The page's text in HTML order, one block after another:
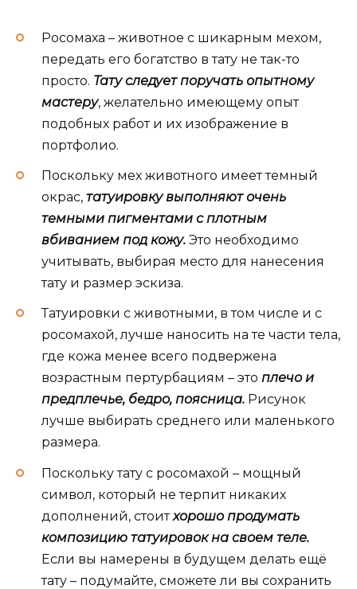
Росомаха – животное с шикарным мехом,
передать его богатство в тату не так-то
просто. Тату следует поручать опытному
мастеру, желательно имеющему опыт
подобных работ и их изображение в
портфолио.
Поскольку мех животного имеет темный
окрас, татуировку выполняют очень
темными пигментами с плотным
вбиванием под кожу. Это необходимо
учитывать, выбирая место для нанесения
тату и размер эскиза.
Татуировки с животными, в том числе и с
росомахой, лучше наносить на те части тела,
где кожа менее всего подвержена
возрастным пертурбациям – это плечо и
предплечье, бедро, поясница. Рисунок
лучше выбирать среднего или маленького
размера.
Поскольку тату с росомахой – мощный
символ, который не терпит никаких
дополнений, стоитхорошо продумать
композицию татуировок на своем теле.
Если вы намерены в будущем делать ещё
тату – подумайте, сможете ли вы сохранить